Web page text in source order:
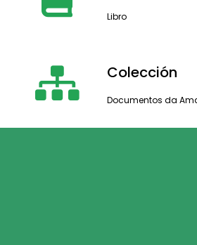
Libro
Colección
Documentos da